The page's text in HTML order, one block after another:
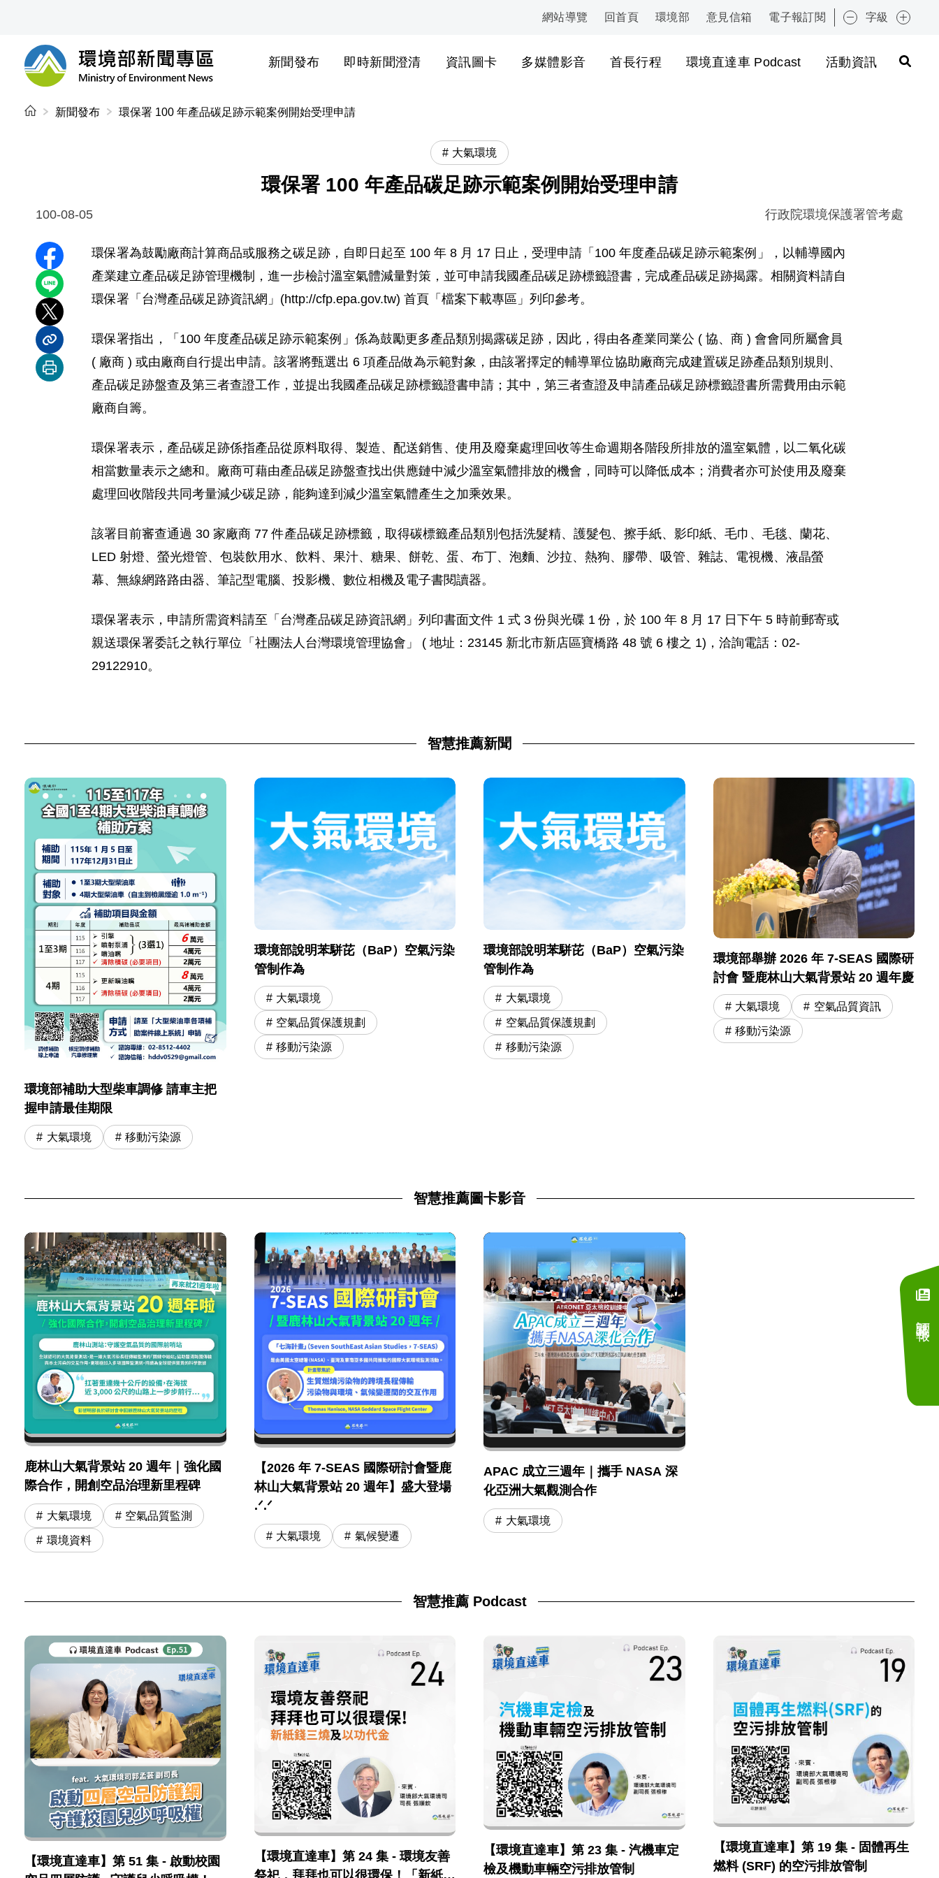
:::
網站導覽 回首頁 環境部 意見信箱 電子報訂閱 字級
環境部新聞專區
新聞發布 即時新聞澄清 資訊圖卡 多媒體影音 首長行程 環境直達車 Podcast 活動資訊
:::
新聞發布 環保署 100 年產品碳足跡示範案例開始受理申請
大氣環境
環保署 100 年產品碳足跡示範案例開始受理申請
100-08-05 行政院環境保護署管考處
分享至 Facebook
分享到 LINE
分享到 X
分享內容連結
列印本頁
環保署為鼓勵廠商計算商品或服務之碳足跡，自即日起至 100 年 8 月 17 日止，受理申請「100 年度產品碳足跡示範案例」，以輔導國內
產業建立產品碳足跡管理機制，進一步檢討溫室氣體減量對策，並可申請我國產品碳足跡標籤證書，完成產品碳足跡揭露。相關資料請自
環保署「台灣產品碳足跡資訊網」(http://cfp.epa.gov.tw) 首頁「檔案下載專區」列印參考。
環保署指出，「100 年度產品碳足跡示範案例」係為鼓勵更多產品類別揭露碳足跡，因此，得由各產業同業公 ( 協、商 ) 會會同所屬會員
( 廠商 ) 或由廠商自行提出申請。該署將甄選出 6 項產品做為示範對象，由該署擇定的輔導單位協助廠商完成建置碳足跡產品類別規則、
產品碳足跡盤查及第三者查證工作，並提出我國產品碳足跡標籤證書申請；其中，第三者查證及申請產品碳足跡標籤證書所需費用由示範
廠商自籌。
環保署表示，產品碳足跡係指產品從原料取得、製造、配送銷售、使用及廢棄處理回收等生命週期各階段所排放的溫室氣體，以二氧化碳
相當數量表示之總和。廠商可藉由產品碳足跡盤查找出供應鏈中減少溫室氣體排放的機會，同時可以降低成本；消費者亦可於使用及廢棄
處理回收階段共同考量減少碳足跡，能夠達到減少溫室氣體產生之加乘效果。
該署目前審查通過 30 家廠商 77 件產品碳足跡標籤，取得碳標籤產品類別包括洗髮精、護髮包、擦手紙、影印紙、毛巾、毛毯、蘭花、
LED 射燈、螢光燈管、包裝飲用水、飲料、果汁、糖果、餅乾、蛋、布丁、泡麵、沙拉、熱狗、膠帶、吸管、雜誌、電視機、液晶螢
幕、無線網路路由器、筆記型電腦、投影機、數位相機及電子書閱讀器。
環保署表示，申請所需資料請至「台灣產品碳足跡資訊網」列印書面文件 1 式 3 份與光碟 1 份，於 100 年 8 月 17 日下午 5 時前郵寄或
親送環保署委託之執行單位「社團法人台灣環境管理協會」 ( 地址：23145 新北市新店區寶橋路 48 號 6 樓之 1)，洽詢電話：02-
29122910。
智慧推薦新聞
環境部補助大型柴車調修 請車主把
握申請最佳期限
大氣環境 移動污染源
環境部說明苯駢芘（BaP）空氣污染
管制作為
大氣環境
空氣品質保護規劃
移動污染源
環境部說明苯駢芘（BaP）空氣污染
管制作為
大氣環境
空氣品質保護規劃
移動污染源
環境部舉辦 2026 年 7-SEAS 國際研
討會 暨鹿林山大氣背景站 20 週年慶
大氣環境 空氣品質資訊
移動污染源
智慧推薦圖卡影音
鹿林山大氣背景站 20 週年｜強化國
際合作，開創空品治理新里程碑
大氣環境 空氣品質監測
環境資料
【2026 年 7-SEAS 國際研討會暨鹿
林山大氣背景站 20 週年】盛大登場
.ᐟ.ᐟ
大氣環境 氣候變遷
APAC 成立三週年｜攜手 NASA 深
化亞洲大氣觀測合作
大氣環境
智慧推薦 Podcast
【環境直達車】第 51 集 - 啟動校園
【環境直達車】第 24 集 - 環境友善
【環境直達車】第 23 集 - 汽機車定
檢及機動車輛空污排放管制
【環境直達車】第 19 集 - 固體再生
燃料 (SRF) 的空污排放管制